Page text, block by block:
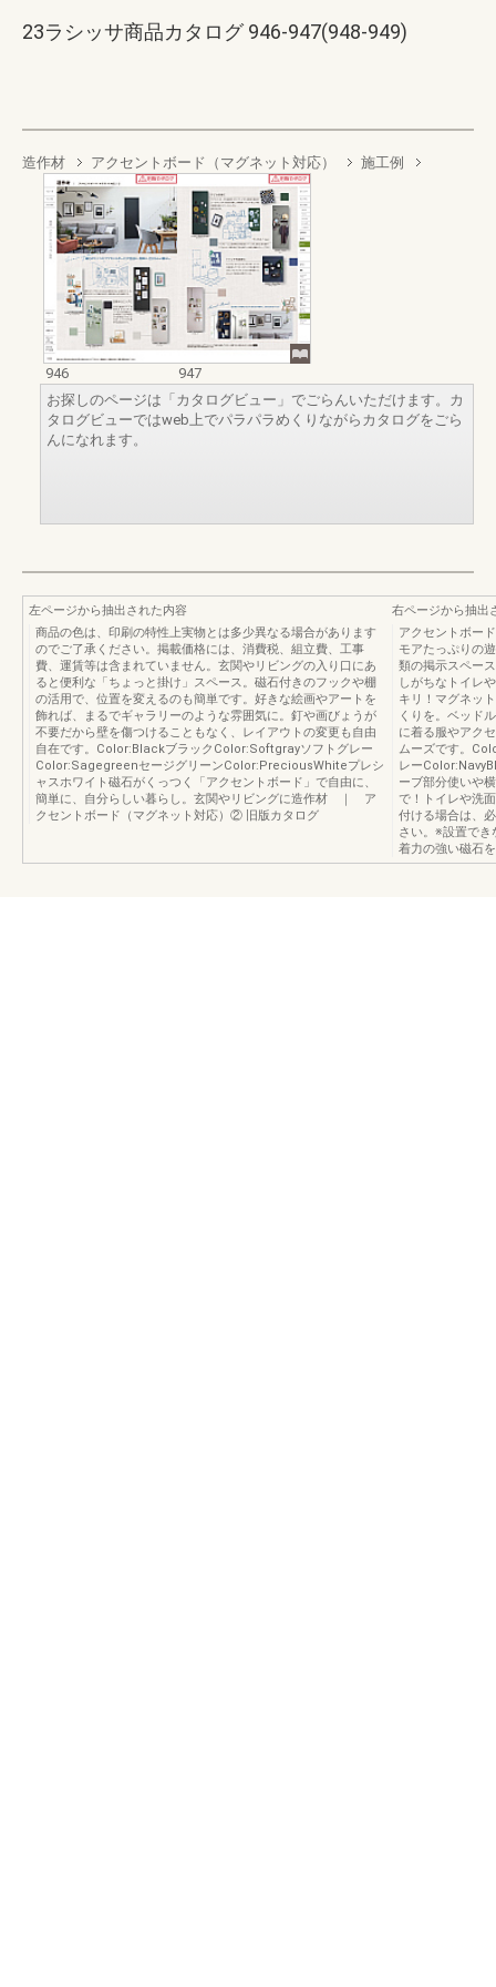
23ラシッサ商品カタログ 946-947(948-949)
造作材 アクセントボード（マグネット対応） 施工例
946
947
お探しのページは「カタログビュー」でごらんいただけます。カ
タログビューではweb上でパラパラめくりながらカタログをごら
んになれます。
左ページから抽出された内容
商品の色は、印刷の特性上実物とは多少異なる場合があります
のでご了承ください。掲載価格には、消費税、組立費、工事
費、運賃等は含まれていません。玄関やリビングの入り口にあ
ると便利な「ちょっと掛け」スペース。磁石付きのフックや棚
の活用で、位置を変えるのも簡単です。好きな絵画やアートを
飾れば、まるでギャラリーのような雰囲気に。釘や画びょうが
不要だから壁を傷つけることもなく、レイアウトの変更も自由
自在です。Color:BlackブラックColor:Softgrayソフトグレー
Color:SagegreenセージグリーンColor:PreciousWhiteプレシ
ャスホワイト磁石がくっつく「アクセントボード」で自由に、
簡単に、自分らしい暮らし。玄関やリビングに造作材 ｜ ア
クセントボード（マグネット対応）② 旧版カタログ
右ページから抽出
アクセントボー
モアたっぷりの
類の掲示スペー
しがちなトイレ
キリ！マグネッ
くりを。ベッド
に着る服やアク
ムーズです。
レー
ーブ部分使いや
で！トイレや洗
付ける場合は、
さい。※設置で
着力の強い磁石